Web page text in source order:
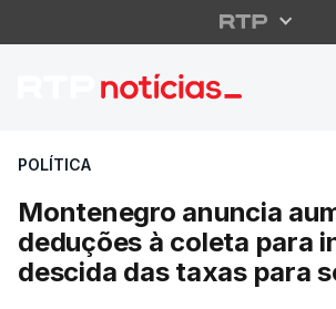
Montenegro
POLÍTICA
Montenegro anuncia
deduções à coleta para
descida das taxas para